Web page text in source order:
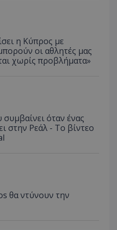
η Κύπρος με
οι αθλητές μας
χωρίς προβλήματα»
συμβαίνει όταν ένας
στην Ρεάλ - Το βίντεο
θα ντύνουν την